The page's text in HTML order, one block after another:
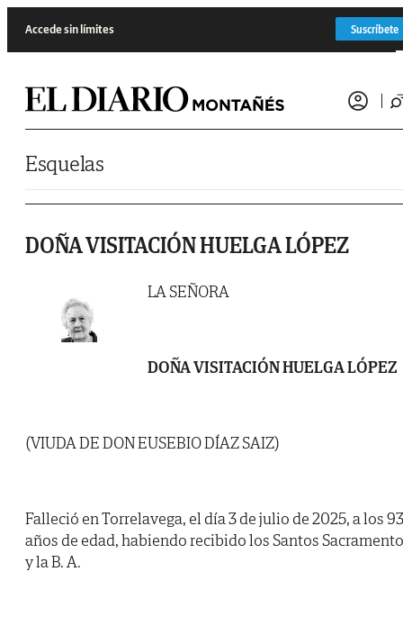
Accede sin límites Suscríbete
Esquelas
DOÑA VISITACIÓN HUELGA LÓPEZ
LA SEÑORA
DOÑA VISITACIÓN HUELGA LÓPEZ
(VIUDA DE DON EUSEBIO DÍAZ SAIZ)
Falleció en Torrelavega, el día 3 de julio de 2025, a los 93
años de edad, habiendo recibido los Santos
y la B. A.